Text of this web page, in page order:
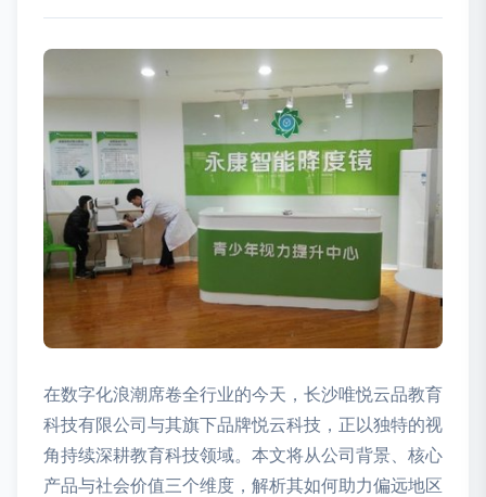
在数字化浪潮席卷全行业的今天，长沙唯悦云品教育
科技有限公司与其旗下品牌悦云科技，正以独特的视
角持续深耕教育科技领域。本文将从公司背景、核心
产品与社会价值三个维度，解析其如何助力偏远地区